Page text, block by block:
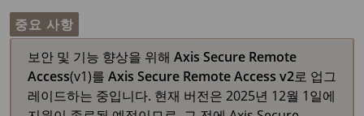
중요 사항
보안 및 기능 향상을 위해 Axis Secure Remote
Access(v1)를 Axis Secure Remote Access v2로 업그
레이드하는 중입니다. 현재 버전은 2025년 12월 1일에